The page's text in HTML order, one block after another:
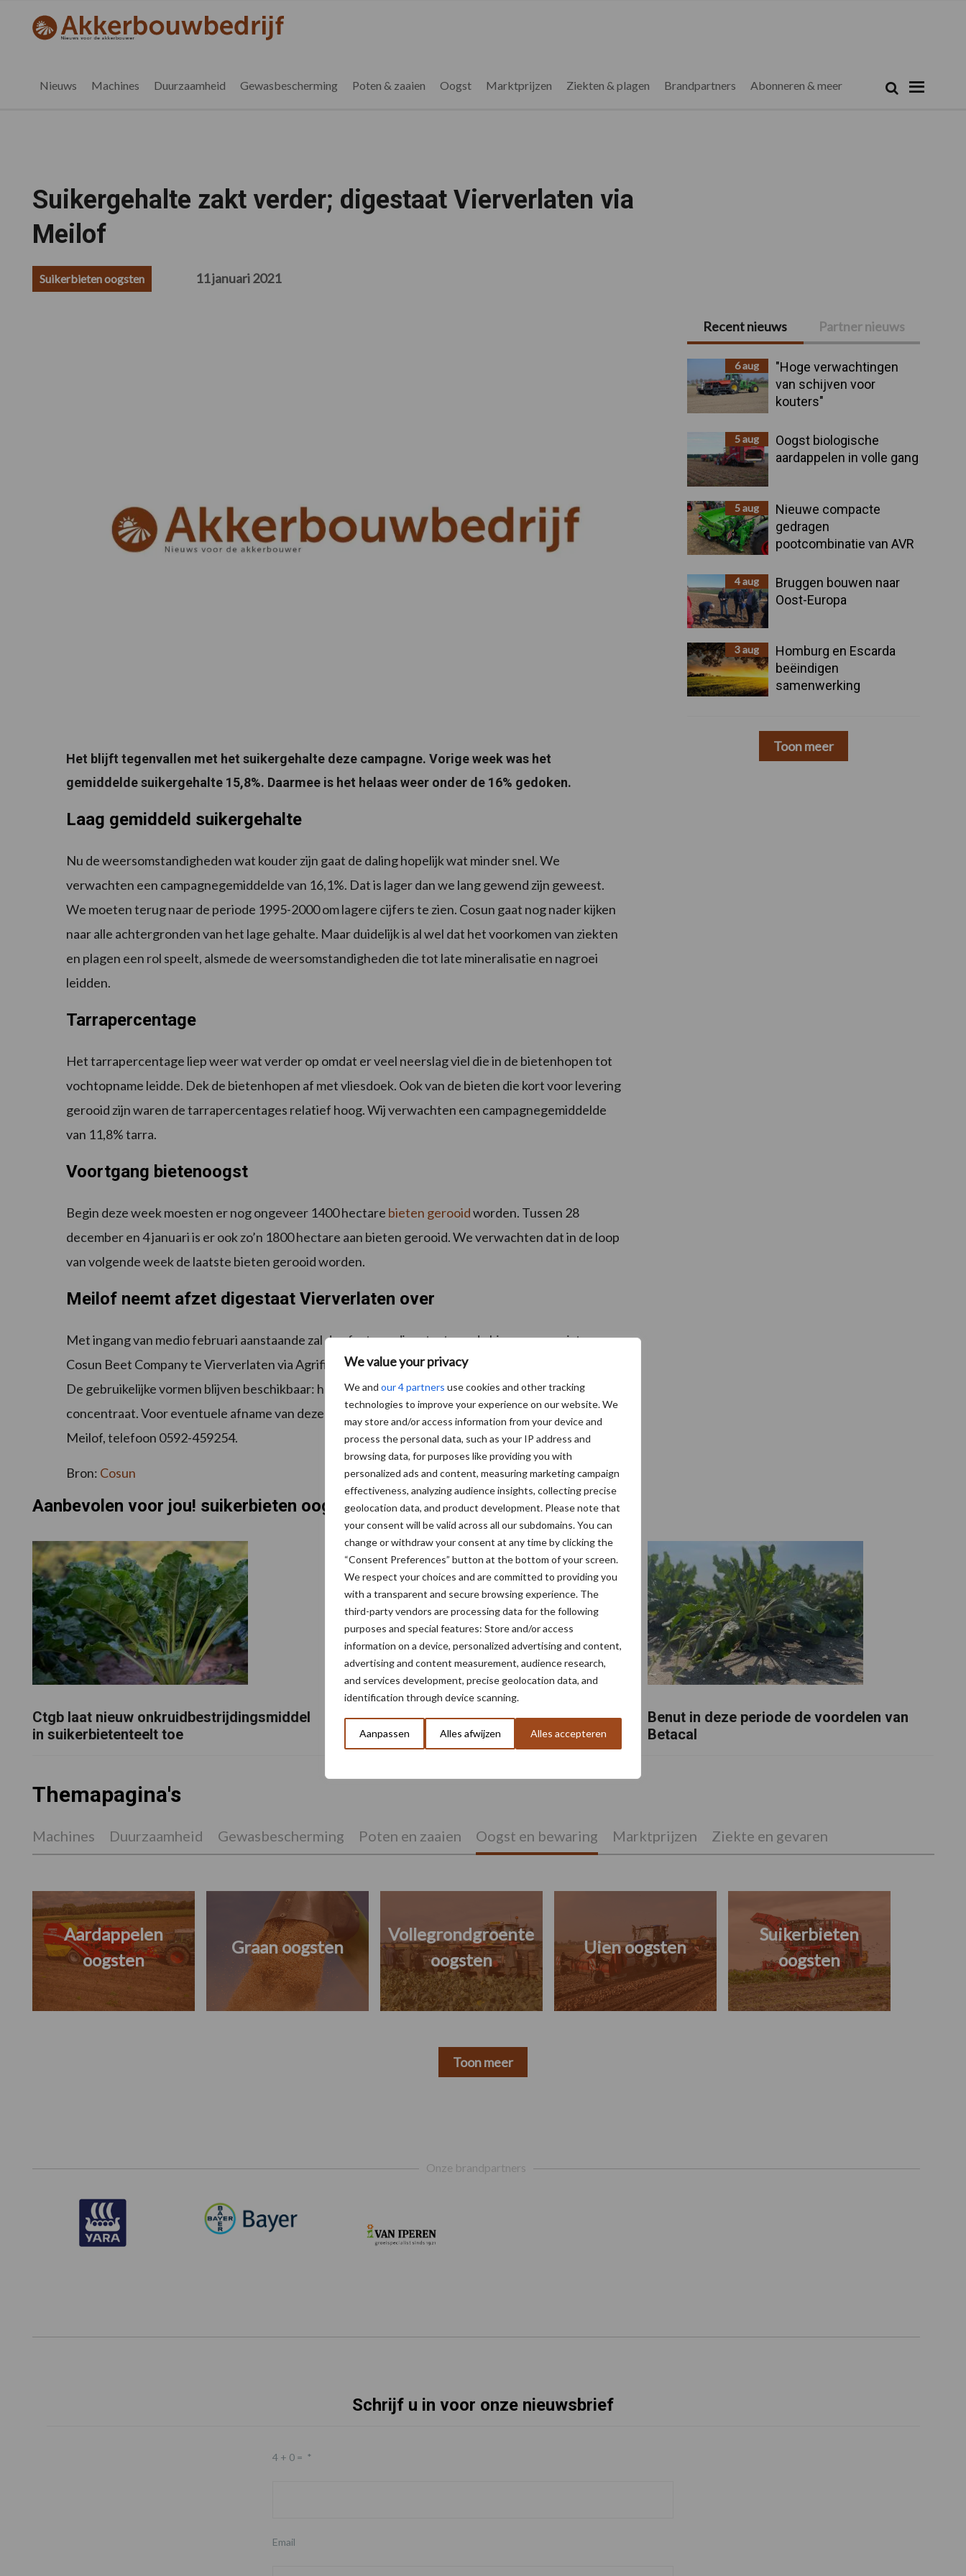
We value your privacy
We and our 4 partners use cookies and other tracking
technologies to improve your experience on our website. We
may store and/or access information from your device and
process the personal data, such as your IP address and
browsing data, for purposes like providing you with
personalized ads and content, measuring marketing campaign
effectiveness, analyzing audience insights, collecting precise
geolocation data, and product development. Please note that
your consent will be valid across all our subdomains. You can
change or withdraw your consent at any time by clicking the
“Consent Preferences” button at the bottom of your screen.
We respect your choices and are committed to providing you
with a transparent and secure browsing experience. The
third-party vendors are processing data for the following
purposes and special features: Store and/or access
information on a device, personalized advertising and content,
advertising and content measurement, audience research,
and services development, precise geolocation data, and
identification through device scanning.
Aanpassen Alles afwijzen Alles accepteren
hoofdnavigatie
eerste
voettekst
akkerbouwbedrijf.nl
Nieuws Machines Duurzaamheid Gewasbescherming Poten & zaaien Oogst Marktprijzen Ziekten & plagen Brandpartners Abonneren & meer Zoek
Suikergehalte zakt verder; digestaat Vierverlaten via
Meilof
Suikerbieten oogsten 11 januari 2021
Het blijft tegenvallen met het suikergehalte deze campagne. Vorige week was het
gemiddelde suikergehalte 15,8%. Daarmee is het helaas weer onder de 16% gedoken.
Laag gemiddeld suikergehalte
Nu de weersomstandigheden wat kouder zijn gaat de daling hopelijk wat minder snel. We
verwachten een campagnegemiddelde van 16,1%. Dat is lager dan we lang gewend zijn geweest.
We moeten terug naar de periode 1995-2000 om lagere cijfers te zien. Cosun gaat nog nader kijken
naar alle achtergronden van het lage gehalte. Maar duidelijk is al wel dat het voorkomen van ziekten
en plagen een rol speelt, alsmede de weersomstandigheden die tot late mineralisatie en nagroei
leidden.
Tarrapercentage
Het tarrapercentage liep weer wat verder op omdat er veel neerslag viel die in de bietenhopen tot
vochtopname leidde. Dek de bietenhopen af met vliesdoek. Ook van de bieten die kort voor levering
gerooid zijn waren de tarrapercentages relatief hoog. Wij verwachten een campagnegemiddelde
van 11,8% tarra.
Voortgang bietenoogst
Begin deze week moesten er nog ongeveer 1400 hectare bieten gerooidworden. Tussen 28
december en 4 januari is er ook zo’n 1800 hectare aan bieten gerooid. We verwachten dat in de loop
van volgende week de laatste bieten gerooid worden.
Meilof neemt afzet digestaat Vierverlaten over
Met ingang van medio februari aanstaande zal de afzet van digestaat van de biomassavergisters van
Cosun Beet Company te Vierverlaten via Agrifirm worden overgenomen door Meilof BV uit Smilde.
De gebruikelijke vormen blijven beschikbaar: het onbewerkte digestaat, alsmede de vaste fractie en
concentraat. Voor eventuele afname van deze producten kan contact worden opgenomen met
Meilof, telefoon 0592-459254.
Bron: Cosun
Primaire
Sidebar
Recent nieuws Partner nieuws
6 aug
"Hoge verwachtingen
van schijven voor
kouters"
5 aug
Oogst biologische
aardappelen in volle gang
5 aug
Nieuwe compacte
gedragen
pootcombinatie van AVR
4 aug
Bruggen bouwen naar
Oost-Europa
3 aug
Homburg en Escarda
beëindigen
samenwerking
Toon meer
Aanbevolen voor jou! suikerbieten oogsten
Ctgb laat nieuw onkruidbestrijdingsmiddel
in suikerbietenteelt toe
Check op rhizomaniesymptomen in de
suikerbieten
Benut in deze periode de voordelen van
Betacal
Themapagina's
Machines Duurzaamheid Gewasbescherming Poten en zaaien Oogst en bewaring Marktprijzen Ziekte en gevaren
Aardappelen
oogsten
Graan oogsten
Vollegrondgroente
oogsten
Uien oogsten
Suikerbieten
oogsten
Toon meer
Onze brandpartners
Schrijf u in voor onze nieuwsbrief
4 + 0 = *
Email